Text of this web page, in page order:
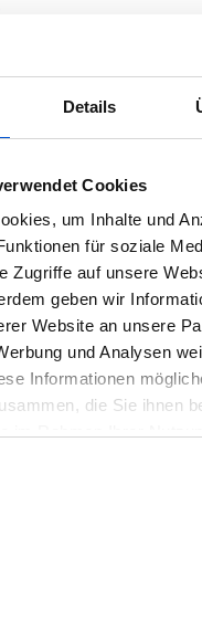
Details
Cookies
um Inhalte und
für soziale
Zugriffe auf unsere
geben wir
Website an unsere
und Analysen
Informationen
die Sie ihnen